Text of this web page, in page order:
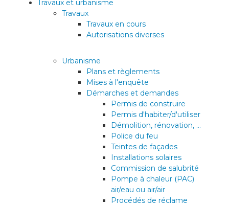
Travaux et urbanisme
Travaux
Travaux en cours
Autorisations diverses
Urbanisme
Plans et règlements
Mises à l'enquête
Démarches et demandes
Permis de construire
Permis d'habiter/d'utiliser
Démolition, rénovation, ...
Police du feu
Teintes de façades
Installations solaires
Commission de salubrité
Pompe à chaleur (PAC)
air/eau ou air/air
Procédés de réclame